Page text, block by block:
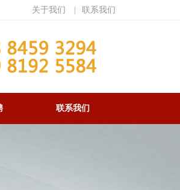
关于我们 联系我们
联系我们